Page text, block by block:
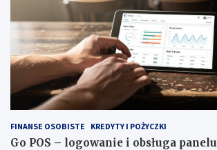
FINANSE OSOBISTE KREDYTY I POŻYCZKI
Go POS – logowanie i obsługa panelu